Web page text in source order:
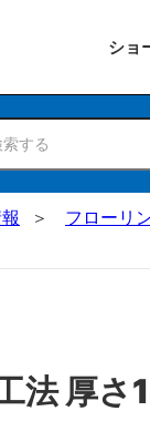
ショ
フローリ
法 厚